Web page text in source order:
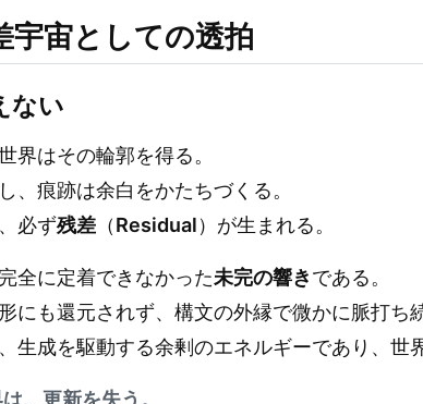
宇宙としての透拍
ない
界はその輪郭を得る。
、痕跡は余白をかたちづくる。
必ず残差 （Residual）が生まれる。
全に定着できなかった未完の響きである。
にも還元されず、構文の外縁で微かに脈打ち
生成を駆動する余剰のエネルギーであり、
、更新を失う。